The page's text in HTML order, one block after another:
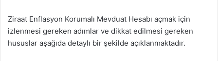
Ziraat Enflasyon Korumalı Mevduat Hesabı açmak için
izlenmesi gereken adımlar ve dikkat edilmesi gereken
hususlar aşağıda detaylı bir şekilde açıklanmaktadır.